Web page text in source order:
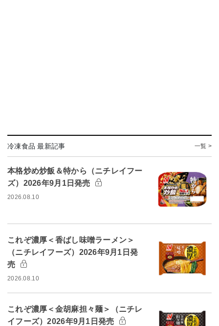
冷凍食品 最新記事 一覧 >
本格炒め炒飯＆特から（ニチレイフー
ズ）2026年9月1日発売
2026.08.10
これぞ濃厚＜香ばし味噌ラーメン＞
（ニチレイフーズ）2026年9月1日発
売
2026.08.10
これぞ濃厚＜金胡麻担々麺＞（ニチレ
イフーズ）2026年9月1日発売